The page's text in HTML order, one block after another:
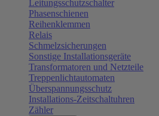
Leitungsschutzschalter
Phasenschienen
Reihenklemmen
Relais
Schmelzsicherungen
Sonstige Installationsgeräte
Transformatoren und Netzteile
Treppenlichtautomaten
Überspannungsschutz
Installations-Zeitschaltuhren
Zähler